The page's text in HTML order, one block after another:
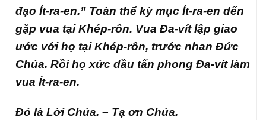
đạo Ít-ra-en.” Toàn thể kỳ mục Ít-ra-en dến
gặp vua tại Khép-rôn. Vua Đa-vít lập giao
ước với họ tại Khép-rôn, trước nhan Đức
Chúa. Rồi họ xức dầu tấn phong Đa-vít làm
vua Ít-ra-en.
Đó là Lời Chúa. – Tạ ơn Chúa.